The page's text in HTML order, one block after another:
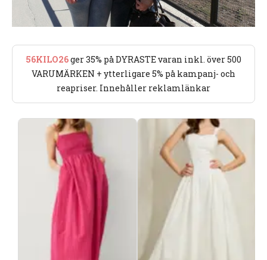
56KILO26ger 35% på DYRASTE varan inkl. över 500
VARUMÄRKEN + ytterligare 5% på kampanj- och
reapriser. Innehåller reklamlänkar